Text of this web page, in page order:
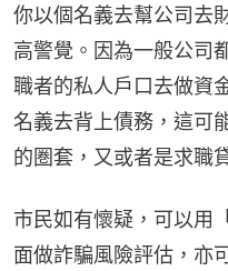
你以個名義去幫公司去
高警覺。因為一般公司
職者的私人戶口去做資
名義去背上債務，這可
的圏套，又或者是求職
市民如有懷疑，可以用
面做詐騙風險評估，亦